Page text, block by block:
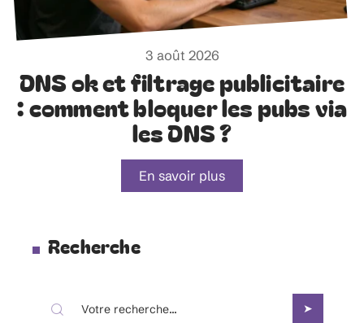
3 août 2026
DNS ok et filtrage publicitaire
: comment bloquer les pubs via
les DNS ?
En savoir plus
Recherche